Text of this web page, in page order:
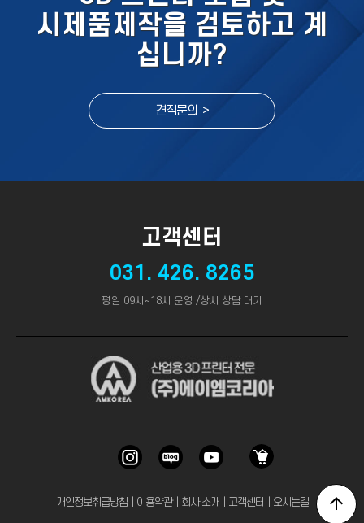
시제품제작을 검토하고 계
십니까?
견적문의 >
고객센터
031. 426. 8265
평일 09시~18시 운영 /상시 상담 대기
개인정보취급방침｜ 이용약관｜ 회사 소개 고객센터 오시는길